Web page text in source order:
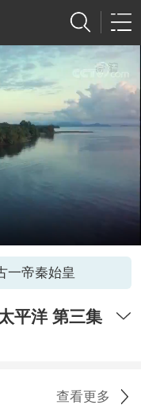
一帝秦始皇
平洋 第三集
查看更多